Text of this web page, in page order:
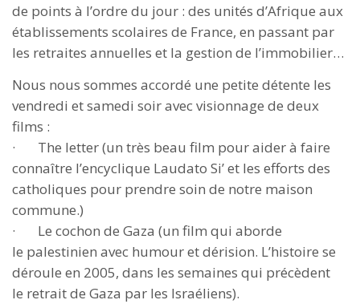
de points à l’ordre du jour : des unités d’Afrique aux
établissements scolaires de France, en passant par
les retraites annuelles et la gestion de l’immobilier…
Nous nous sommes accordé une petite détente les
vendredi et samedi soir avec visionnage de deux
films :
· The letter (un très beau film pour aider à faire
connaître l’encyclique Laudato Si’ et les efforts des
catholiques pour prendre soin de notre maison
commune.)
· Le cochon de Gaza (un film qui aborde
le palestinien avec humour et dérision. L’histoire se
déroule en 2005, dans les semaines qui précèdent
le retrait de Gaza par les Israéliens).